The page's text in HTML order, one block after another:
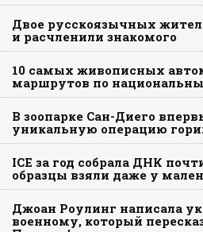
Двое русскоязычных
и расчленили знакомого
10 самых живописных
маршрутов по
В зоопарке Сан-Диего
уникальную операцию
ICE за год собрала ДНК
образцы взяли даже у
Джоан Роулинг написала
военному, который